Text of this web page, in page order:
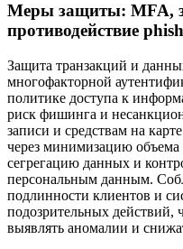
Меры защиты: MFA,
противодействие
Защита транзакций и
многофакторной
политике доступа к
риск фишинга и
записи и средствам на
через минимизацию
сегрегацию данных и
персональным данным.
подлинности клиентов и
подозрительных действий,
выявлять аномалии и